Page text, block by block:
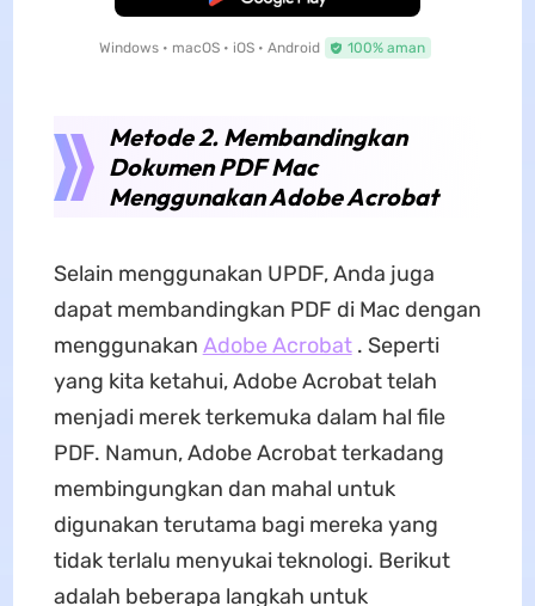
Windows • macOS • iOS • Android 100% aman
Metode 2. Membandingkan
Dokumen PDF Mac
Menggunakan Adobe Acrobat
Selain menggunakan UPDF, Anda juga
dapat membandingkan PDF di Mac dengan
menggunakan Adobe Acrobat. Seperti
yang kita ketahui, Adobe Acrobat telah
menjadi merek terkemuka dalam hal file
PDF. Namun, Adobe Acrobat terkadang
membingungkan dan mahal untuk
digunakan terutama bagi mereka yang
tidak terlalu menyukai teknologi. Berikut
adalah beberapa langkah untuk